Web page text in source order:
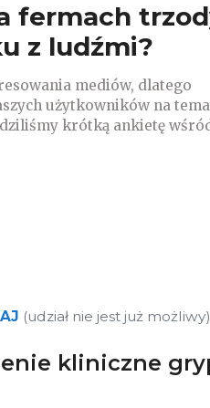
fermach
z ludźmi?
mediów, dlatego
użytkowników na
krótką ankietę
(udział nie jest już
kliniczne